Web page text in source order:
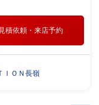
見積依頼・来店予約
ＩＯＮ長嶺